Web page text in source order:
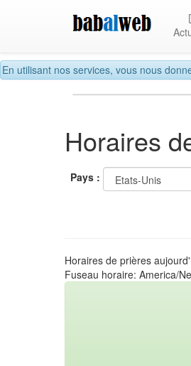
En utilisant nos services, vous nous
Horaires
Pays :
Horaires de prières
Fuseau horaire: America/